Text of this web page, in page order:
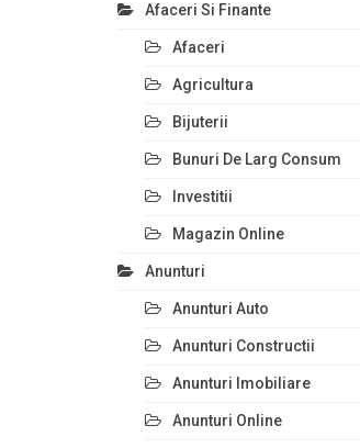
Afaceri Si Finante
Afaceri
Agricultura
Bijuterii
Bunuri De Larg Consum
Investitii
Magazin Online
Anunturi
Anunturi Auto
Anunturi Constructii
Anunturi Imobiliare
Anunturi Online